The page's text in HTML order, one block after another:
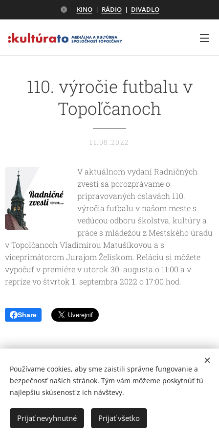
KINO| RÁDIO| DIVADLO
110. výročie futbalu v
Topoľčanoch
11.08.2022
V aktuálnom vydaní Radničných
zvestí sa porozprávame o
pripravovaných oslavách 110.
výročia futbalu v našom meste s
vedúcou odboru školstva, kultúry a
práce s mládežou z Mestského úradu
v Topoľčanoch Vladimírou Matušíkovou a s
viceprimátorom Jurajom Želiskom. Reláciu si môžete
vypočuť v premiére v utorok 30. augusta o 11:00 a v
repríze vo štvrtok 1. septembra 2022 o 17:00 hod.
Share
© 2026 Mediálna a kultúrna spoločnosť Topoľčany, s.r.o.
Ochrana osobných údajov
www.kulturato.sk
Cookies
Používame cookies, aby sme zaistili správne fungovanie a
bezpečnosť našich stránok. Tým vám môžeme poskytnúť tú
najlepšiu skúsenosť z ich návštevy.
Prijať nevyhnutné Prijať všetko